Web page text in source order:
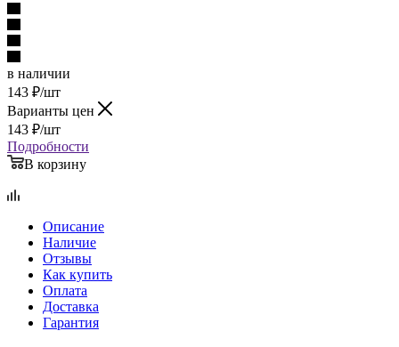
в наличии
143 ₽/шт
Варианты цен
143 ₽/шт
Подробности
В корзину
Описание
Наличие
Отзывы
Как купить
Оплата
Доставка
Гарантия